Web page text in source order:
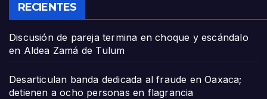
RECIENTES
Discusión de pareja termina en choque y escándalo
en Aldea Zamá de Tulum
Desarticulan banda dedicada al fraude en Oaxaca;
detienen a ocho personas en flagrancia